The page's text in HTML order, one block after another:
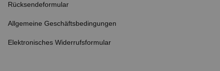
Rücksendeformular
Allgemeine Geschäftsbedingungen
Elektronisches Widerrufsformular